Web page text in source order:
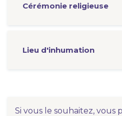
Cérémonie religieuse
Lieu d'inhumation
Si vous le souhaitez, vous